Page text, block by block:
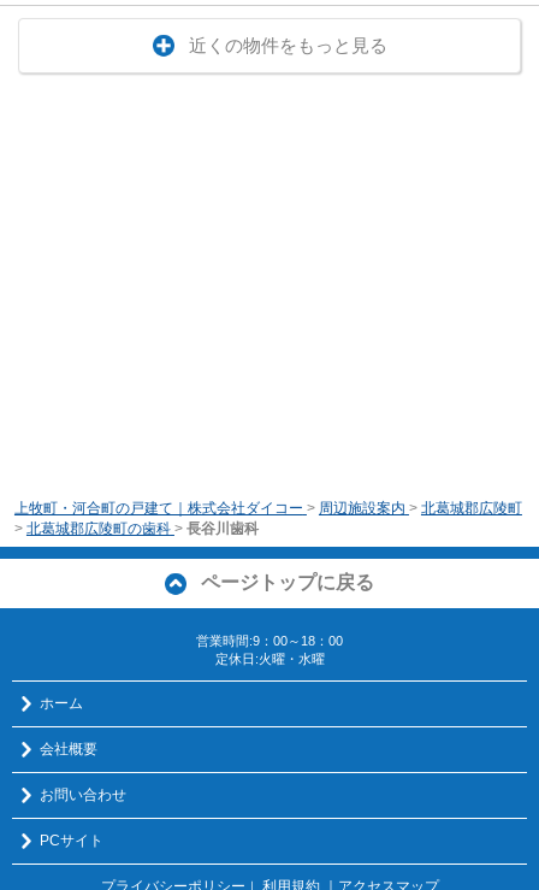
近くの物件をもっと見る
上牧町・河合町の戸建て｜株式会社ダイコー > 周辺施設案内 > 北葛城郡広陵町
> 北葛城郡広陵町の歯科 > 長谷川歯科
ページトップに戻る
営業時間:9：00～18：00
定休日:火曜・水曜
ホーム
会社概要
お問い合わせ
PCサイト
プライバシーポリシー ｜ 利用規約 ｜アクセスマップ